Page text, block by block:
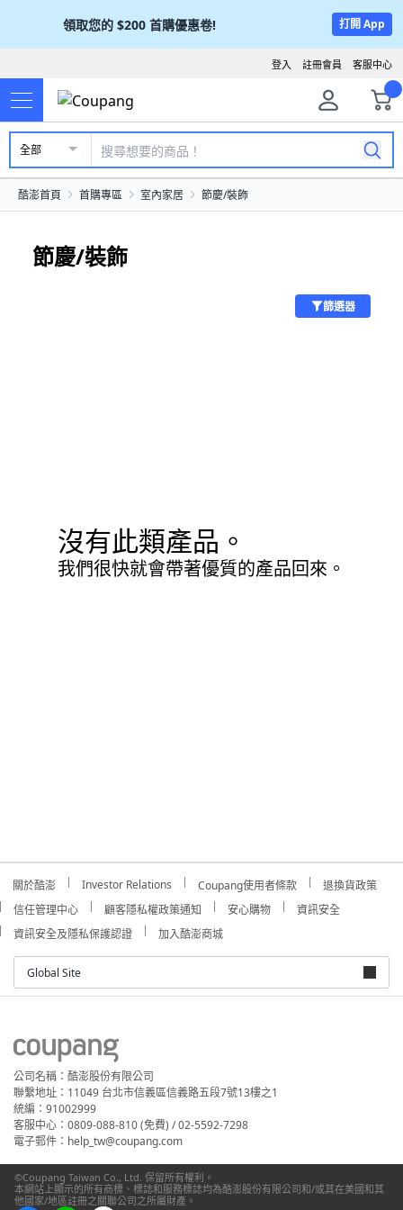
領取您的 $200 首購優惠卷! 打開 App
客服中心
註冊會員
登入
全部
酷澎首頁 首購專區 室內家居 節慶/裝飾
節慶/裝飾
篩選器
沒有此類產品。
我們很快就會帶著優質的產品回來。
關於酷澎 Investor Relations Coupang使用者條款
退換貨政策
信任管理中心
顧客隱私權政策通知 安心購物
資訊安全
資訊安全及隱私保護認證
加入酷澎商城
Global Site
公司名稱：酷澎股份有限公司
聯繫地址：11049 台北市信義區信義路五段7號13樓之1
統編：91002999
客服中心：0809-088-810 (免費) / 02-5592-7298
電子郵件：help_tw@coupang.com
©Coupang Taiwan Co., Ltd. 保留所有權利。
本網站上顯示的所有商標、標誌和服務標誌均為酷澎股份有限公司和/或其在美國和其
他國家/地區註冊之關聯公司之所屬財產。